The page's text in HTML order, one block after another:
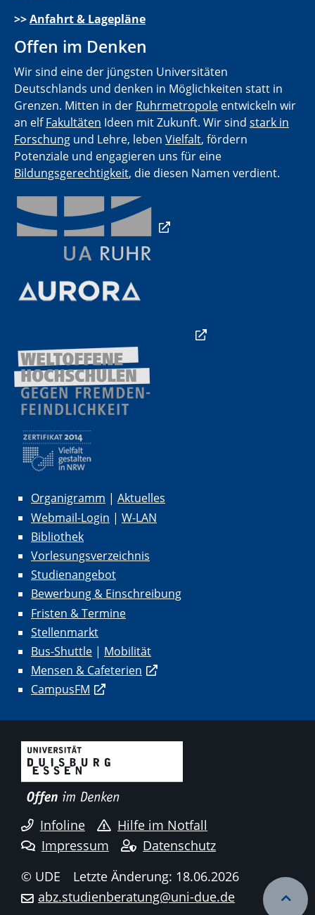
>>Anfahrt & Lagepläne
Offen im Denken
Wir sind eine der jüngsten Universitäten
Deutschlands und denken in Möglichkeiten statt in
Grenzen. Mitten in der Ruhrmetropole entwickeln wir
an elfFakultäten Ideen mit Zukunft. Wir sind stark in
Forschung und Lehre, leben Vielfalt, fördern
Potenziale und engagieren uns für eine
Bildungsgerechtigkeit, die diesen Namen verdient.
Organigramm | Aktuelles
Webmail-Login | W-LAN
Bibliothek
Vorlesungsverzeichnis
Studienangebot
Bewerbung & Einschreibung
Fristen & Termine
Stellenmarkt
Bus-Shuttle | Mobilität
Mensen & Cafeterien
CampusFM
Infoline
Hilfe im Notfall
Impressum
Datenschutz
© UDE
Letzte Änderung: 18.06.2026
abz.studienberatung@uni-due.de